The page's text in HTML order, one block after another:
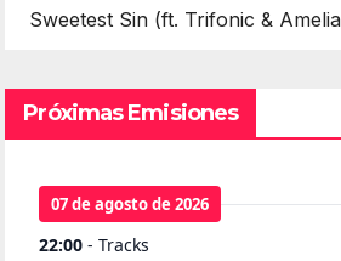
Sweetest Sin (ft. Trifonic &
Próximas Emisiones